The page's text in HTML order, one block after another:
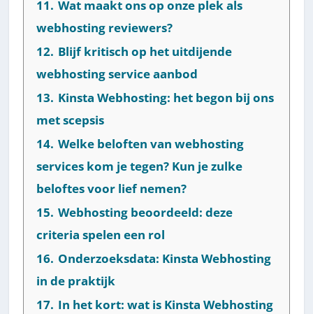
11. Wat maakt ons op onze plek als
webhosting reviewers?
12. Blijf kritisch op het uitdijende
webhosting service aanbod
13. Kinsta Webhosting: het begon bij ons
met scepsis
14. Welke beloften van webhosting
services kom je tegen? Kun je zulke
beloftes voor lief nemen?
15. Webhosting beoordeeld: deze
criteria spelen een rol
16. Onderzoeksdata: Kinsta Webhosting
in de praktijk
17. In het kort: wat is Kinsta Webhosting